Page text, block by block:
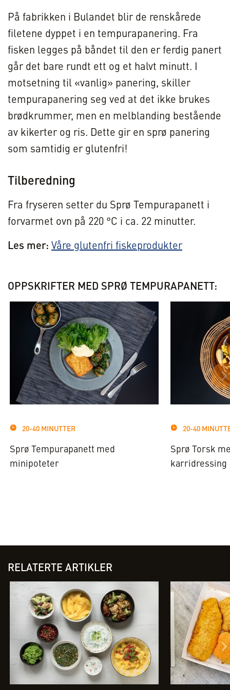
På fabrikken i Bulandet blir de renskårede
filetene dyppet i en tempurapanering. Fra
fisken legges på båndet til den er ferdig panert
går det bare rundt ett og et halvt minutt. I
motsetning til «vanlig» panering, skiller
tempurapanering seg ved at det ikke brukes
brødkrummer, men en melblanding bestående
av kikerter og ris. Dette gir en sprø panering
som samtidig er glutenfri!
Tilberedning
Fra fryseren setter du Sprø Tempurapanett i
forvarmet ovn på 220 °C i ca. 22 minutter.
Les mer: Våre glutenfri fiskeprodukter
OPPSKRIFTER MED SPRØ TEMPURAPANETT:
20-40 MINUTTER
Sprø Tempurapanett med
minipoteter
20-40
Sprø Torsk
karridressing
RELATERTE ARTIKLER